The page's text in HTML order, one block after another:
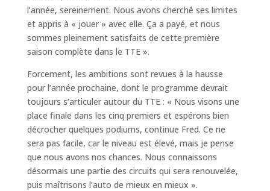
l’année, sereinement. Nous avons cherché ses limites
et appris à « jouer » avec elle. Ça a payé, et nous
sommes pleinement satisfaits de cette première
saison complète dans le TTE ».
Forcement, les ambitions sont revues à la hausse
pour l’année prochaine, dont le programme devrait
toujours s’articuler autour du TTE : « Nous visons une
place finale dans les cinq premiers et espérons bien
décrocher quelques podiums, continue Fred. Ce ne
sera pas facile, car le niveau est élevé, mais je pense
que nous avons nos chances. Nous connaissons
désormais une partie des circuits qui sera renouvelée,
puis maîtrisons l’auto de mieux en mieux ».